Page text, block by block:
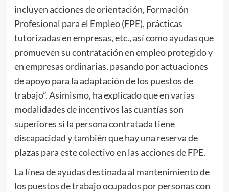
incluyen acciones de orientación, Formación
Profesional para el Empleo (FPE), prácticas
tutorizadas en empresas, etc., así como ayudas que
promueven su contratación en empleo protegido y
en empresas ordinarias, pasando por actuaciones
de apoyo para la adaptación de los puestos de
trabajo”. Asimismo, ha explicado que en varias
modalidades de incentivos las cuantías son
superiores si la persona contratada tiene
discapacidad y también que hay una reserva de
plazas para este colectivo en las acciones de FPE.
La línea de ayudas destinada al mantenimiento de
los puestos de trabajo ocupados por personas con